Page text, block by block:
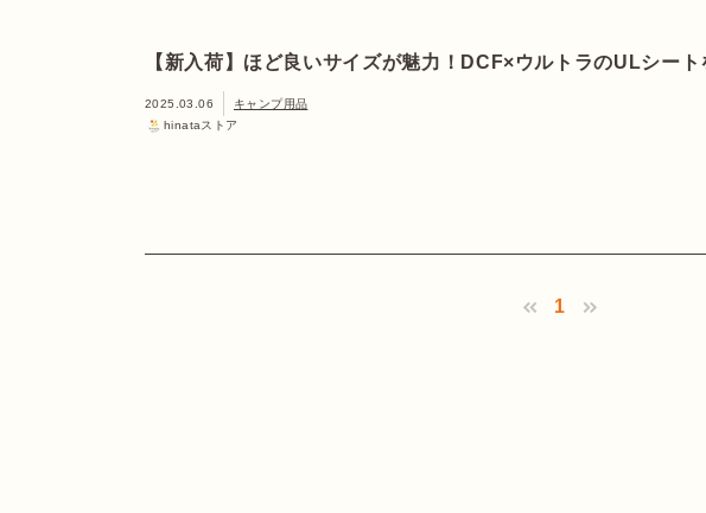
【新入荷】ほど良いサイズが魅力！DCF×ウルトラのULシー
2025.03.06
キャンプ用品
hinataストア
1